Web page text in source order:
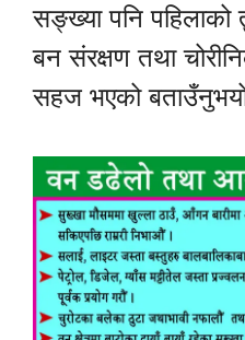
सङ्ख्या पनि
बन संरक्षण तथा
सहज भएको